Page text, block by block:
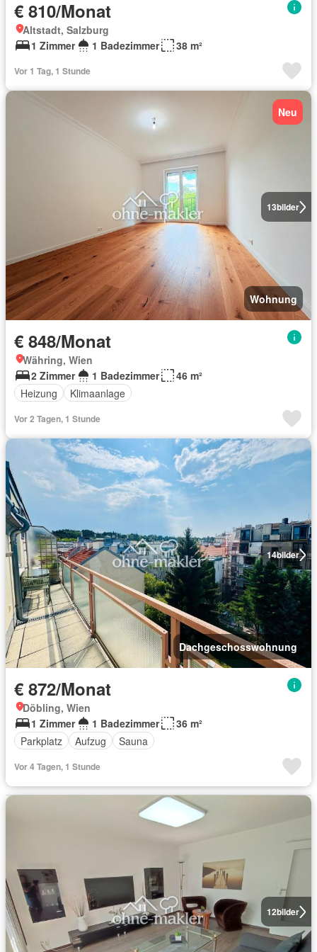
€ 810/Monat
Altstadt, Salzburg
1 Zimmer
1 Badezimmer 38 m²
Vor 1 Tag, 1 Stunde
13bilder
Neu
Wohnung
€ 848/Monat
Währing, Wien
2 Zimmer
1 Badezimmer
46 m²
Heizung
Klimaanlage
Vor 2 Tagen, 1 Stunde
14bilder
Dachgeschosswohnung
€ 872/Monat
Döbling, Wien
1 Zimmer
1 Badezimmer
36 m²
Parkplatz
Aufzug Sauna
Vor 4 Tagen, 1 Stunde
12bilder